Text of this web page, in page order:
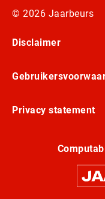
© 2026 Jaarbeurs
Disclaimer
Privacy statement